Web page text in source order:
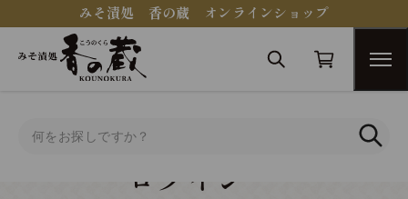
みそ漬処 香の蔵 オンラインショップ
ログイン